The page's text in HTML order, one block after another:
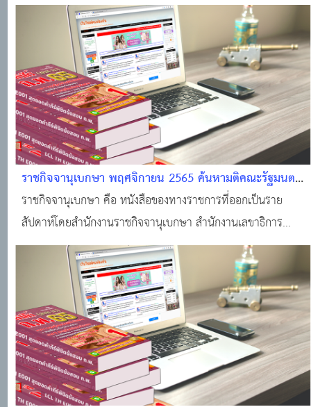
ราชกิจจานุเบกษา พฤศจิกายน 2565 ค้นหามติคณะรัฐมนตรี
· ราชกิจจานุเบกษา · ระบบงานทะเบียนฐานันดร · ศูนย์
บริการข้อมูลมติคณะรัฐมนตรี
ราชกิจจานุเบกษา คือ หนังสือของทางราชการที่ออกเป็นราย
สัปดาห์โดยสำนักงานราชกิจจานุเบกษา สำนักงานเลขาธิการ
คณะรัฐมนตรี สำหรับลงประกาศเกี่ยวกับกฎหมาย กฎ ระเบียบ
ข้อบังคับ ตลอดจนประกาศของกระทรวง ทบวง กรมต่างๆ